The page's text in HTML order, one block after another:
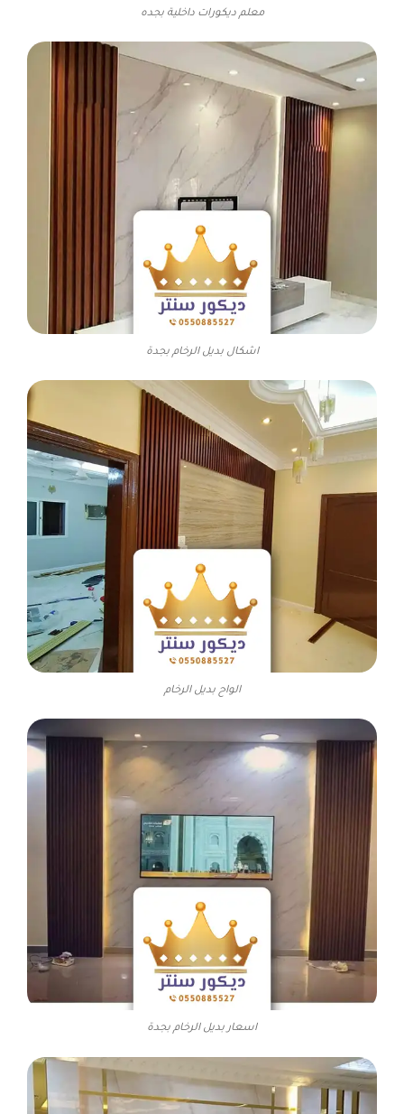
معلم ديكورات داخلية بجده
اشكال بديل الرخام بجدة
الواح بديل الرخام
اسعار بديل الرخام بجدة